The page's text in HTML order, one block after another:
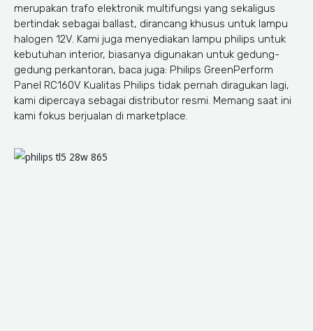
merupakan trafo elektronik multifungsi yang sekaligus
bertindak sebagai ballast, dirancang khusus untuk lampu
halogen 12V. Kami juga menyediakan lampu philips untuk
kebutuhan interior, biasanya digunakan untuk gedung-
gedung perkantoran, baca juga: Philips GreenPerform
Panel RC160V Kualitas Philips tidak pernah diragukan lagi,
kami dipercaya sebagai distributor resmi. Memang saat ini
kami fokus berjualan di marketplace.